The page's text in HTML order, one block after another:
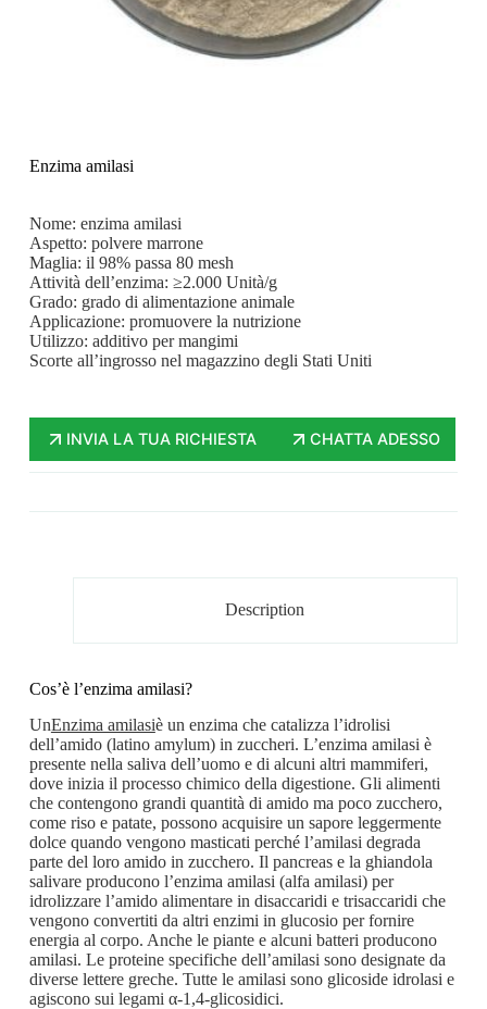
Enzima amilasi
Nome: enzima amilasi
Aspetto: polvere marrone
Maglia: il 98% passa 80 mesh
Attività dell’enzima: ≥2.000 Unità/g
Grado: grado di alimentazione animale
Applicazione: promuovere la nutrizione
Utilizzo: additivo per mangimi
Scorte all’ingrosso nel magazzino degli Stati Uniti
INVIA LA TUA RICHIESTA CHATTA ADESSO
Description
Cos’è l’enzima amilasi?
UnEnzima amilasiè un enzima che catalizza l’idrolisi
dell’amido (latino amylum) in zuccheri. L’enzima amilasi è
presente nella saliva dell’uomo e di alcuni altri mammiferi,
dove inizia il processo chimico della digestione. Gli alimenti
che contengono grandi quantità di amido ma poco zucchero,
come riso e patate, possono acquisire un sapore leggermente
dolce quando vengono masticati perché l’amilasi degrada
parte del loro amido in zucchero. Il pancreas e la ghiandola
salivare producono l’enzima amilasi (alfa amilasi) per
idrolizzare l’amido alimentare in disaccaridi e trisaccaridi che
vengono convertiti da altri enzimi in glucosio per fornire
energia al corpo. Anche le piante e alcuni batteri producono
amilasi. Le proteine ​​specifiche dell’amilasi sono designate da
diverse lettere greche. Tutte le amilasi sono glicoside idrolasi e
agiscono sui legami α-1,4-glicosidici.